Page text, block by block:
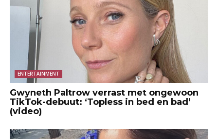
ENTERTAINMENT
Gwyneth Paltrow verrast met ongewoon
TikTok-debuut: ‘Topless in bed en bad’
(video)